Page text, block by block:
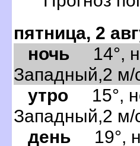
пятница, 2
ночь 14°,
Западный,2 м/
утро 15°,
Западный,2 м/
день 19°,